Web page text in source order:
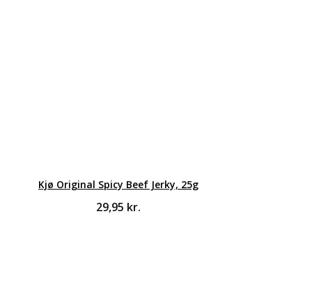
Kjø Original Spicy Beef Jerky, 25g
29,95 kr.